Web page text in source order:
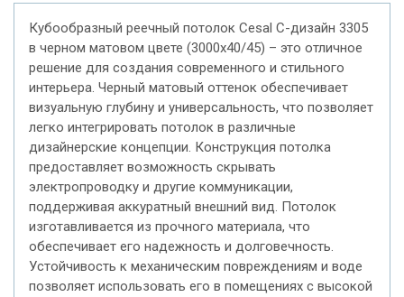
Кубообразный реечный потолок Cesal C-дизайн 3305
в черном матовом цвете (3000x40/45) – это отличное
решение для создания современного и стильного
интерьера. Черный матовый оттенок обеспечивает
визуальную глубину и универсальность, что позволяет
легко интегрировать потолок в различные
дизайнерские концепции. Конструкция потолка
предоставляет возможность скрывать
электропроводку и другие коммуникации,
поддерживая аккуратный внешний вид. Потолок
изготавливается из прочного материала, что
обеспечивает его надежность и долговечность.
Устойчивость к механическим повреждениям и воде
позволяет использовать его в помещениях с высокой